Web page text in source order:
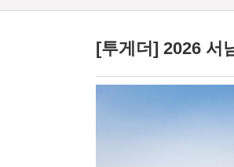
[투게더] 2026 서